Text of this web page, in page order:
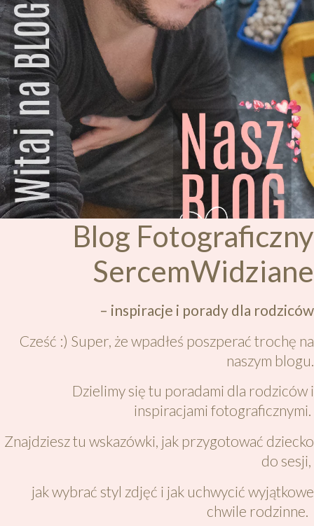
Blog Fotograficzny
SercemWidziane
– inspiracje i porady dla rodziców
Cześć :) Super, że wpadłeś poszperać trochę na
naszym blogu.
Dzielimy się tu poradami dla rodziców i
inspiracjami fotograficznymi.
Znajdziesz tu wskazówki, jak przygotować dziecko
do sesji,
jak wybrać styl zdjęć i jak uchwycić wyjątkowe
chwile rodzinne.